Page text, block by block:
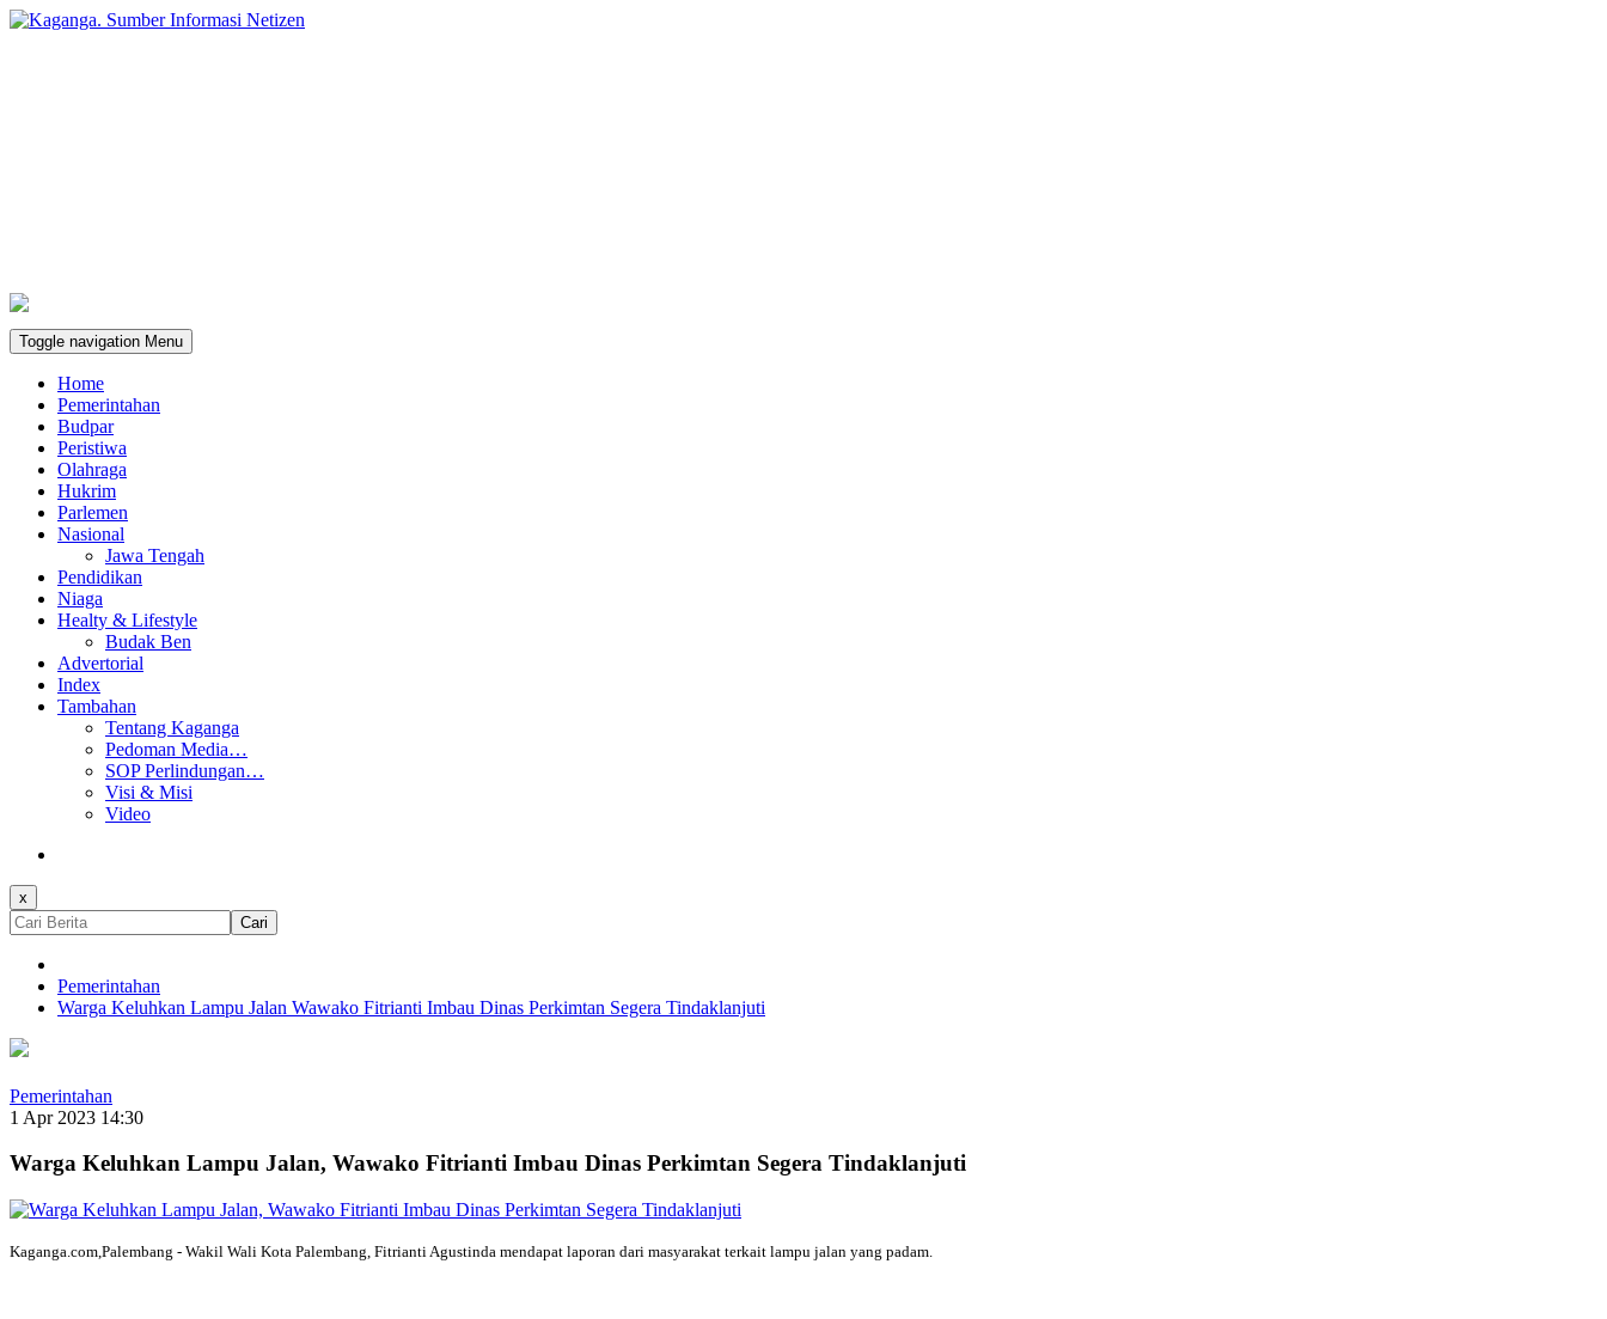
Toggle navigation Menu
Home
Pemerintahan
Budpar
Peristiwa
Olahraga
Hukrim
Parlemen
Nasional
Jawa Tengah
Pendidikan
Niaga
Healty & Lifestyle
Budak Ben
Advertorial
Index
Tambahan
Tentang Kaganga
Pedoman Media…
SOP Perlindungan…
Visi & Misi
Video
x
Cari
Pemerintahan
Warga Keluhkan Lampu Jalan Wawako Fitrianti Imbau Dinas Perkimtan Segera Tindaklanjuti
Pemerintahan
1 Apr 2023 14:30
Warga Keluhkan Lampu Jalan, Wawako Fitrianti Imbau Dinas Perkimtan Segera Tindaklanjuti
Kaganga.com,Palembang - Wakil Wali Kota Palembang, Fitrianti Agustinda mendapat laporan dari masyarakat terkait lampu jalan yang padam.